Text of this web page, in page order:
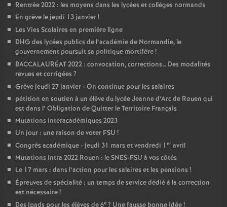
Rentrée 2022 : les moyens dans les lycées et collèges normands
En grève le jeudi 13 janvier!
Les Vies Scolaires en première ligne
DHG des lycées publics de l’académie de Normandie, le
gouvernement poursuit sa politique mortifère!
BACCALAURÉAT 2022 : convocation, corrections… Des modalités
revues et corrigées ?
Grève jeudi 27 janvier - On continue pour les salaires
pétition en soutien à un élève du lycée Jeanne d’Arc de Rouen qui
est dans l’ Obligation de Quitter le Territoire Français
Mutations interacadémiques 2023
Un jour : une raison de voter FSU !
Congrès académique - jeudi 31 mars et vendredi 1 er avril
Mutations Intra 2022 Rouen : le SNES-FSU à vos côtés
Le 17 mars : dans l’action pour les salaires et les pensions !
Épreuves de spécialité : un temps de service dédié à la correction
est nécessaire!
e